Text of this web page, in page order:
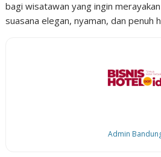
bagi wisatawan yang ingin
suasana elegan, nyaman, dan penuh
Admin